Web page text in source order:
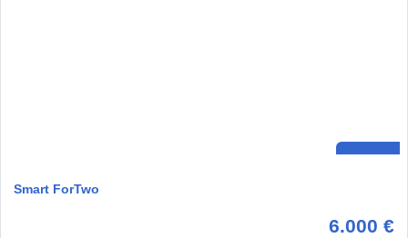
Smart ForTwo
6.000 €